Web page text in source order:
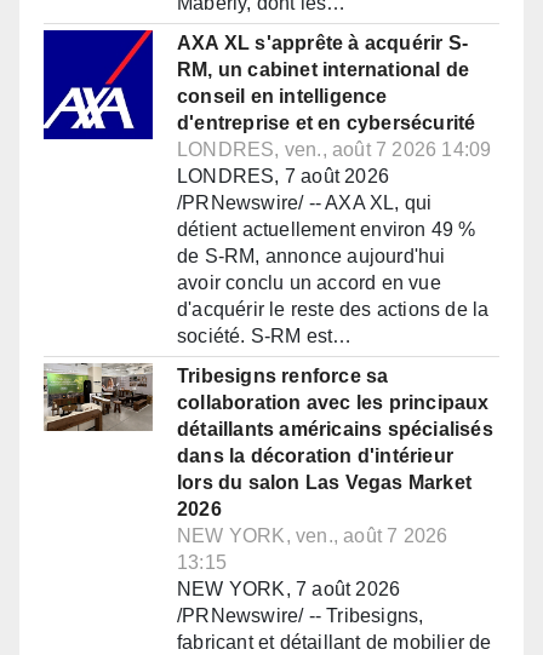
AXA XL s'apprête à acquérir S-
RM, un cabinet international de
conseil en intelligence
d'entreprise et en cybersécurité
LONDRES, ven., août 7 2026 14:09
LONDRES, 7 août 2026
/PRNewswire/ -- AXA XL, qui
détient actuellement environ 49 %
de S-RM, annonce aujourd'hui
avoir conclu un accord en vue
d'acquérir le reste des actions de la
société. S-RM est…
Tribesigns renforce sa
collaboration avec les principaux
détaillants américains spécialisés
dans la décoration d'intérieur
lors du salon Las Vegas Market
2026
NEW YORK, ven., août 7 2026
13:15
NEW YORK, 7 août 2026
/PRNewswire/ -- Tribesigns,
fabricant et détaillant de mobilier de